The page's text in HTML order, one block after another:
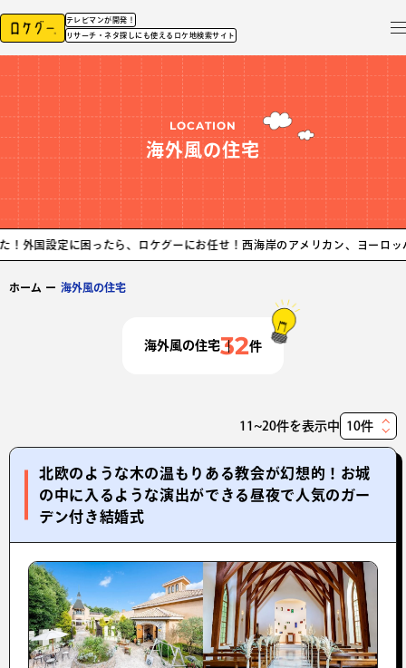
テレビマンが開発！
リサーチ・ネタ探しにも使えるロケ地検索サイト
LOCATION
海外風の住宅
困ったら、ロケグーにお任せ！西海岸のアメリカン、ヨーロッパの洋館な
ホーム ー 海外風の住宅
海外風の住宅32件
11~20件を表示中
表
件
数
北欧のような木の温もりある教会が幻想的！お城
の中に入るような演出ができる昼夜で人気のガー
デン付き結婚式